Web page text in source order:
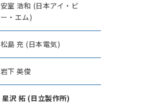
安室 浩和 (日本アイ・ビ
ー・エム)
松島 充 (日本電気)
岩下 英俊
星沢 拓 (日立製作所)